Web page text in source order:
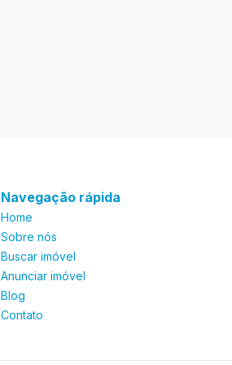
Navegação rápida
Home
Sobre nós
Buscar imóvel
Anunciar imóvel
Blog
Contato